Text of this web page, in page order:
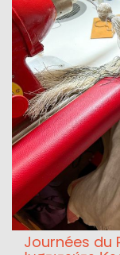
Journées du